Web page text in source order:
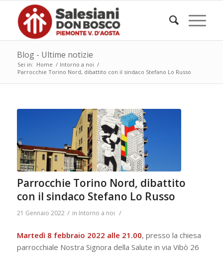
Blog - Ultime notizie
Sei in: Home / Intorno a noi /
Parrocchie Torino Nord, dibattito con il sindaco Stefano Lo Russo
Parrocchie Torino Nord, dibattito
con il sindaco Stefano Lo Russo
21 Gennaio 2022 / in Intorno a noi /
Martedì 8 febbraio 2022 alle 21.00, presso la chiesa
parrocchiale Nostra Signora della Salute in via Vibò 26